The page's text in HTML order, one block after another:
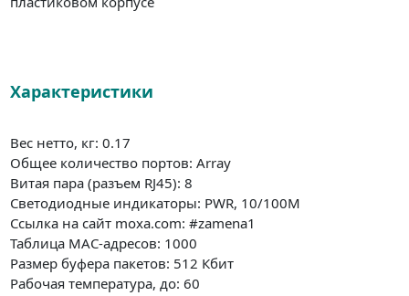
Характеристики
Вес нетто, кг: 0.17
Общее количество портов: Array
Витая пара (разъем RJ45): 8
Светодиодные индикаторы: PWR, 10/100M
Ссылка на сайт moxa.com: #zamena1
Таблица MAC-адресов: 1000
Размер буфера пакетов: 512 Кбит
Рабочая температура, до: 60